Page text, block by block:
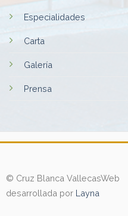
Especialidades
Carta
Galería
Prensa
© Cruz Blanca VallecasWeb
desarrollada por Layna